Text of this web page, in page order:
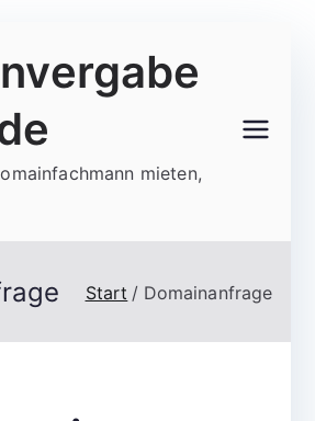
mieten,
Start Domainanfrage